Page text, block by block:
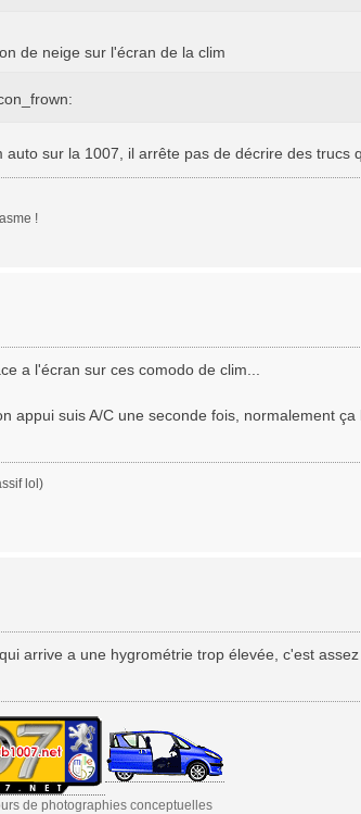
de neige sur l'écran de la clim
sur la 1007, il arrête pas de décrire des trucs
!
a l'écran sur ces comodo de clim...
appui suis A/C une seconde fois, normalement
lol)
arrive a une hygrométrie trop élevée, c'est assez
de photographies conceptuelles